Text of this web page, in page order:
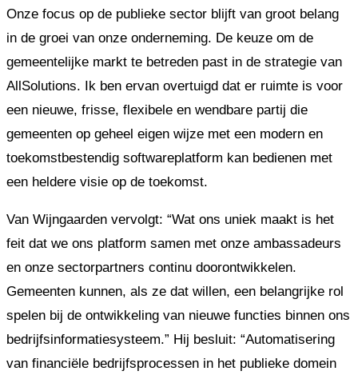
Onze focus op de publieke sector blijft van groot belang
in de groei van onze onderneming. De keuze om de
gemeentelijke markt te betreden past in de strategie van
AllSolutions. Ik ben ervan overtuigd dat er ruimte is voor
een nieuwe, frisse, flexibele en wendbare partij die
gemeenten op geheel eigen wijze met een modern en
toekomstbestendig softwareplatform kan bedienen met
een heldere visie op de toekomst.
Van Wijngaarden vervolgt: “Wat ons uniek maakt is het
feit dat we ons platform samen met onze ambassadeurs
en onze sectorpartners continu doorontwikkelen.
Gemeenten kunnen, als ze dat willen, een belangrijke rol
spelen bij de ontwikkeling van nieuwe functies binnen ons
bedrijfsinformatiesysteem.” Hij besluit: “Automatisering
van financiële bedrijfsprocessen in het publieke domein